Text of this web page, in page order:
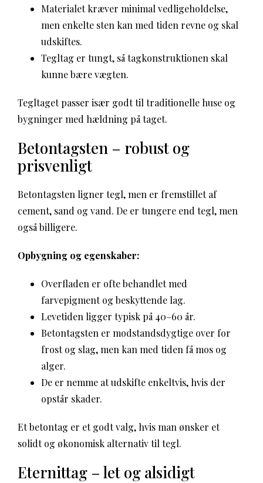
Materialet kræver minimal vedligeholdelse,
men enkelte sten kan med tiden revne og skal
udskiftes.
Tegltag er tungt, så tagkonstruktionen skal
kunne bære vægten.
Tegltaget passer især godt til traditionelle huse og
bygninger med hældning på taget.
Betontagsten – robust og
prisvenligt
Betontagsten ligner tegl, men er fremstillet af
cement, sand og vand. De er tungere end tegl, men
også billigere.
Opbygning og egenskaber:
Overfladen er ofte behandlet med
farvepigment og beskyttende lag.
Levetiden ligger typisk på 40–60 år.
Betontagsten er modstandsdygtige over for
frost og slag, men kan med tiden få mos og
alger.
De er nemme at udskifte enkeltvis, hvis der
opstår skader.
Et betontag er et godt valg, hvis man ønsker et
solidt og økonomisk alternativ til tegl.
Eternittag – let og alsidigt